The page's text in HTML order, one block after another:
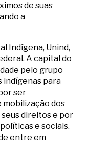
de suas
a
Indígena, Unind,
A capital do
pelo grupo
indígenas para
ser
dos
direitos e por
e sociais.
entre em